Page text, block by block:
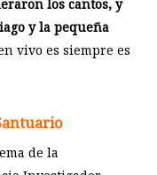
los cantos, y
y la pequeña
vivo es siempre es
de la